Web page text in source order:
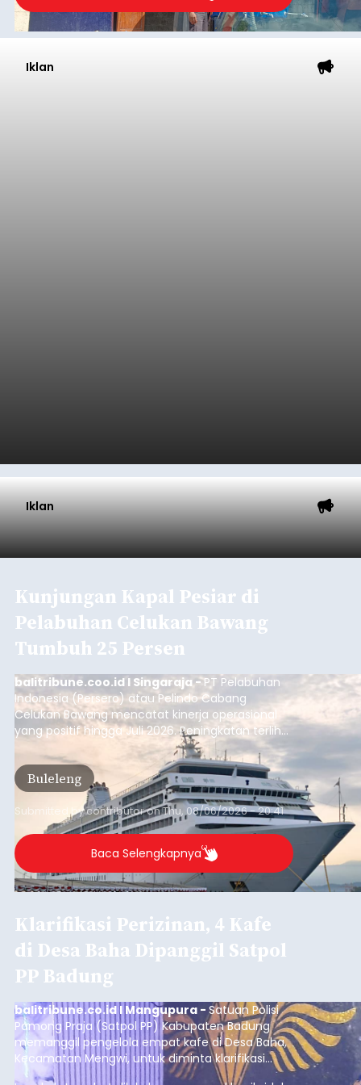
Iklan
Iklan
Kunjungan Kapal Pesiar di
Pelabuhan Celukan Bawang
Tumbuh 25 Persen
balitribune.coo.id I Singaraja -PT Pelabuhan
Indonesia (Persero) atau Pelindo Cabang
Celukan Bawang mencatat kinerja operasional
yang positif hingga Juli 2026. Peningkatan terlihat
dari arus kapal yang mencapai 1,48 juta Gross
Tonnage (GT), atau tumbuh 12,4 persen
dibandingkan periode yang sama tahun lalu
yang tercatat sebesar 1,32 juta GT.
Buleleng
Submitted bycontributoronThu, 08/06/2026 - 20:41
Baca Selengkapnya
Klarifikasi Perizinan, 4 Kafe
di Desa Baha Dipanggil Satpol
PP Badung
balitribune.co.id I Mangupura - Satuan Polisi
Pamong Praja (Satpol PP) Kabupaten Badung
memanggil pengelola empat kafe di Desa Baha,
Kecamatan Mengwi, untuk diminta klarifikasi
terkait kelengkapan perizinan usaha pada Kamis